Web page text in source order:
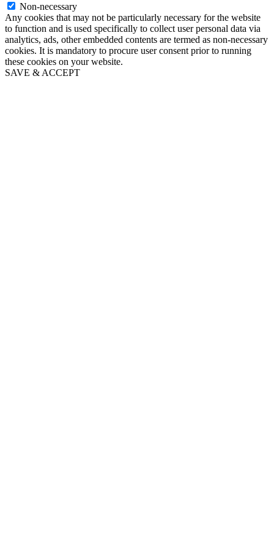
Non-necessary
Any cookies that may not be particularly necessary for the website
to function and is used specifically to collect user personal data via
analytics, ads, other embedded contents are termed as non-necessary
cookies. It is mandatory to procure user consent prior to running
these cookies on your website.
SAVE & ACCEPT